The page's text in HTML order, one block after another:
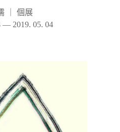
個展
— 2019. 05. 04